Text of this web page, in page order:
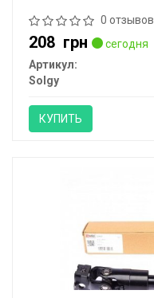
0 отзывов
208 грн
сегодня
Артикул:
Solgy
КУПИТЬ